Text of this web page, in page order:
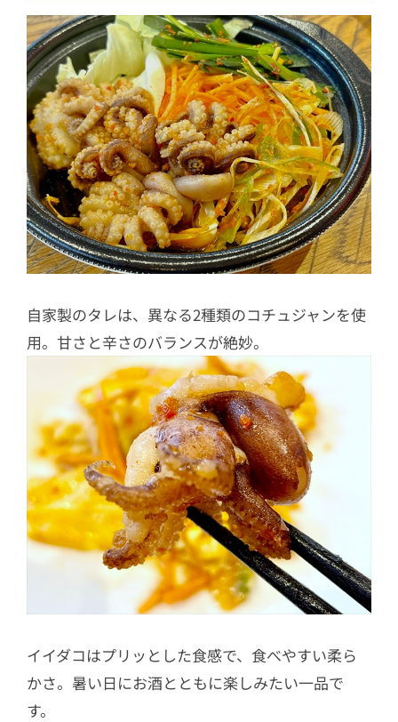
自家製のタレは、異なる2種類のコチュジャンを使
用。甘さと辛さのバランスが絶妙。
イイダコはプリッとした食感で、食べやすい柔ら
かさ。暑い日にお酒とともに楽しみたい一品で
す。